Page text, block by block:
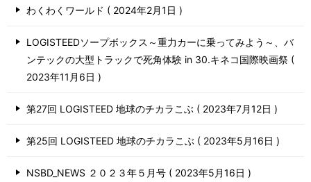
わくわくワールド 2024年2月1日
LOGISTEEDソープボックス～重力カーに乗ってみよう～、バ
ンテックの大型トラックで死角体験 in 30.キネコ国際映画祭
2023年11月6日
第27回 LOGISTEED 地球のチカラこぶ 2023年7月12日
第25回 LOGISTEED 地球のチカラこぶ 2023年5月16日
NSBD_NEWS ２０２３年５月号 2023年5月16日